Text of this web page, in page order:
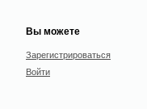
Вы можете
Зарегистрироваться
Войти